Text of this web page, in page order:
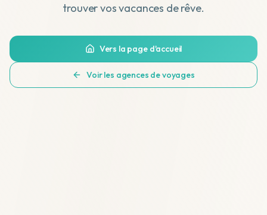
trouver vos vacances de rêve.
Vers la page d'accueil
Voir les agences de voyages